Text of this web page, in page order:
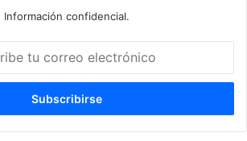
Información confidencial.